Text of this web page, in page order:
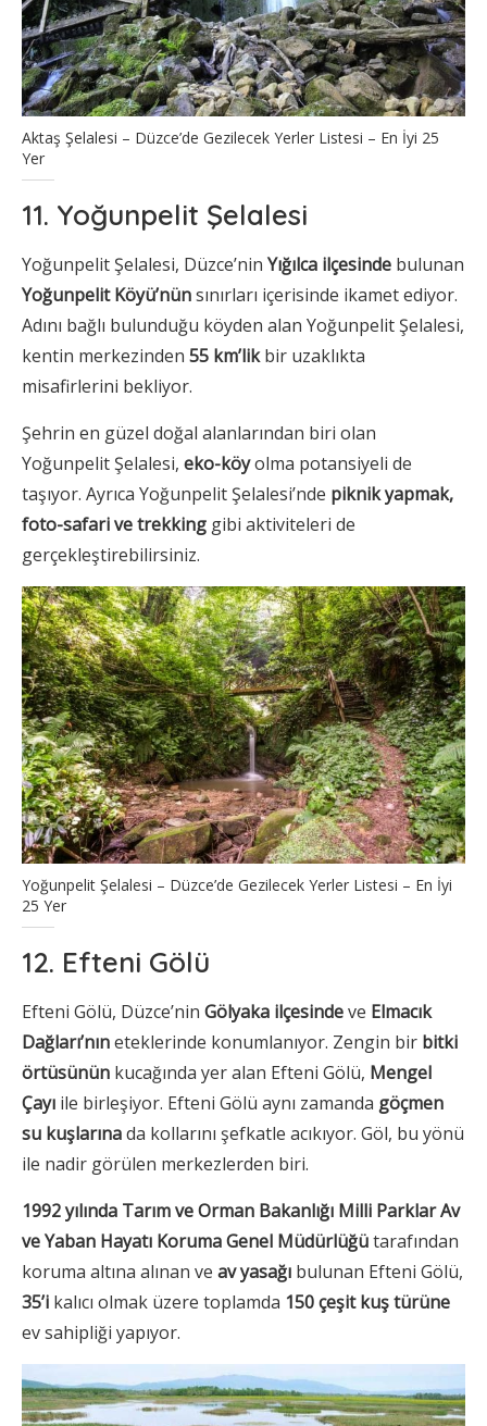
Aktaş Şelalesi – Düzce’de Gezilecek Yerler Listesi – En İyi 25
Yer
11. Yoğunpelit Şelalesi
Yoğunpelit Şelalesi, Düzce’nin Yığılca ilçesinde bulunan
Yoğunpelit Köyü’nünsınırları içerisinde ikamet ediyor.
Adını bağlı bulunduğu köyden alan Yoğunpelit Şelalesi,
kentin merkezinden 55 km’likbir uzaklıkta
misafirlerini bekliyor.
Şehrin en güzel doğal alanlarından biri olan
Yoğunpelit Şelalesi, eko-köyolma potansiyeli de
taşıyor. Ayrıca Yoğunpelit Şelalesi’nde piknik yapmak,
foto-safari ve trekking gibi aktiviteleri de
gerçekleştirebilirsiniz.
Yoğunpelit Şelalesi – Düzce’de Gezilecek Yerler Listesi – En İyi
25 Yer
12. Efteni Gölü
Efteni Gölü, Düzce’nin Gölyaka ilçesindeve Elmacık
Dağları’nıneteklerinde konumlanıyor. Zengin bir bitki
örtüsünün kucağında yer alan Efteni Gölü, Mengel
Çayı ile birleşiyor. Efteni Gölü aynı zamanda göçmen
su kuşlarınada kollarını şefkatle acıkıyor. Göl, bu yönü
ile nadir görülen merkezlerden biri.
1992 yılında Tarım ve Orman Bakanlığı Milli Parklar Av
ve Yaban Hayatı Koruma Genel Müdürlüğütarafından
koruma altına alınan ve av yasağı bulunan Efteni Gölü,
35’i kalıcı olmak üzere toplamda 150 çeşit kuş türüne
ev sahipliği yapıyor.